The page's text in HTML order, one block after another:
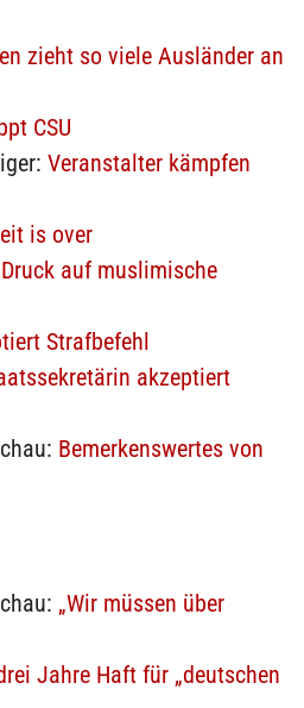
zieht so viele Ausländer an
CSU
Veranstalter kämpfen
is over
Druck auf muslimische
Strafbefehl
akzeptiert
Bemerkenswertes von
„Wir müssen über
Jahre Haft für „deutschen